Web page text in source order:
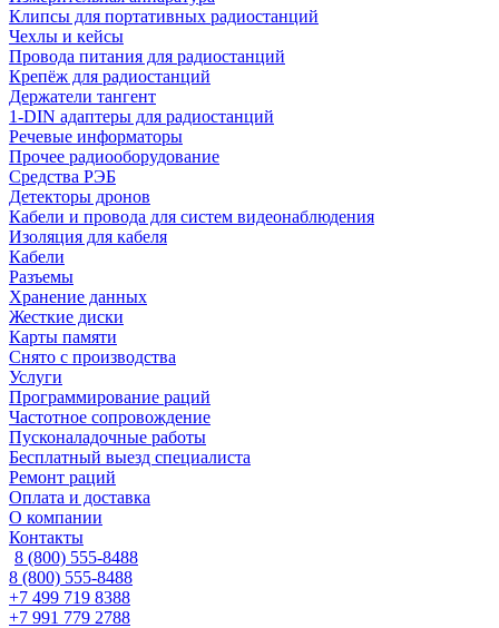
Клипсы для портативных радиостанций
Чехлы и кейсы
Провода питания для радиостанций
Крепёж для радиостанций
Держатели тангент
1-DIN адаптеры для радиостанций
Речевые информаторы
Прочее радиооборудование
Средства РЭБ
Детекторы дронов
Кабели и провода для систем видеонаблюдения
Изоляция для кабеля
Кабели
Разъемы
Хранение данных
Жесткие диски
Карты памяти
Снято с производства
Услуги
Программирование раций
Частотное сопровождение
Пусконаладочные работы
Бесплатный выезд специалиста
Ремонт раций
Оплата и доставка
О компании
Контакты
8 (800) 555-8488
8 (800) 555-8488
+7 499 719 8388
+7 991 779 2788